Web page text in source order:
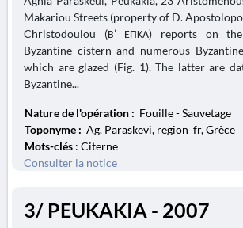
Makariou Streets (property of D.
Christodoulou (Β’ ΕΠΚΑ) reports on
Byzantine cistern and numerous
which are glazed (Fig. 1). The latter are
Byzantine...
Nature de l'opération : Fouille - Sauvetage
Toponyme : Ag. Paraskevi, region_fr, Grèce
Mots-clés : Citerne
Consulter la notice
3/ PEUKAKIA - 2007